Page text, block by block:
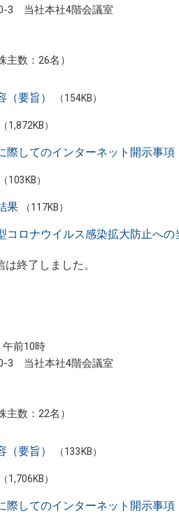
3 当社本社4階会議室
数：26名）
要旨） （154KB）
（1,872KB）
際してのインターネット開示事項
（103KB）
果 （117KB）
コロナウイルス感染拡大防止への
終了しました。
前10時
3 当社本社4階会議室
数：22名）
要旨） （133KB）
（1,706KB）
際してのインターネット開示事項